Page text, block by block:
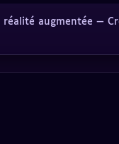
réalité augmentée —